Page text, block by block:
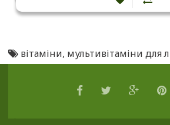
вітаміни, мультивітаміни для